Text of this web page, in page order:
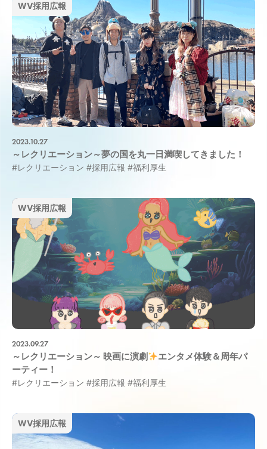
WV採用広報
2023.10.27
～レクリエーション～夢の国を丸一日満喫してきました！
#レクリエーション #採用広報 #福利厚生
WV採用広報
2023.09.27
～レクリエーション～ 映画に演劇
エンタメ体験＆周年パ
ーティー！
#レクリエーション #採用広報 #福利厚生
WV採用広報